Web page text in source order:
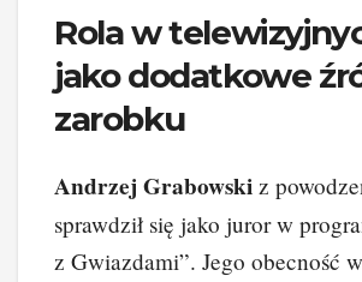
Rola w
jako dodatkowe
zarobku
Andrzej Grabowski z
sprawdził się jako juror w
z Gwiazdami”. Jego obecność